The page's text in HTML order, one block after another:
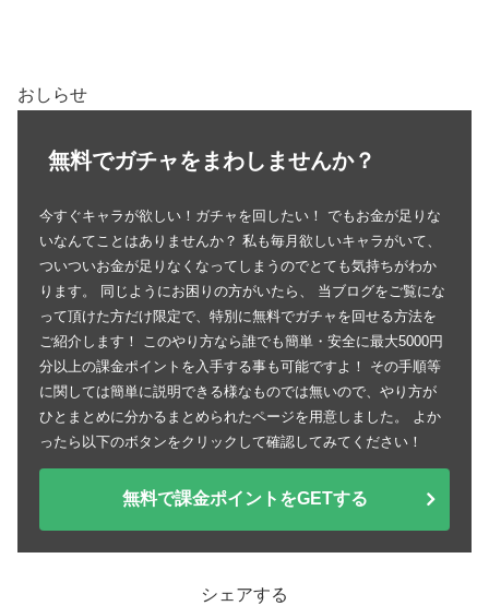
おしらせ
無料でガチャをまわしませんか？
今すぐキャラが欲しい！ガチャを回したい！ でもお金が足りな
いなんてことはありませんか？ 私も毎月欲しいキャラがいて、
ついついお金が足りなくなってしまうのでとても気持ちがわか
ります。 同じようにお困りの方がいたら、 当ブログをご覧にな
って頂けた方だけ限定で、特別に無料でガチャを回せる方法を
ご紹介します！ このやり方なら誰でも簡単・安全に最大5000円
分以上の課金ポイントを入手する事も可能ですよ！ その手順等
に関しては簡単に説明できる様なものでは無いので、やり方が
ひとまとめに分かるまとめられたページを用意しました。 よか
ったら以下のボタンをクリックして確認してみてください！
無料で課金ポイントをGETする
シェアする